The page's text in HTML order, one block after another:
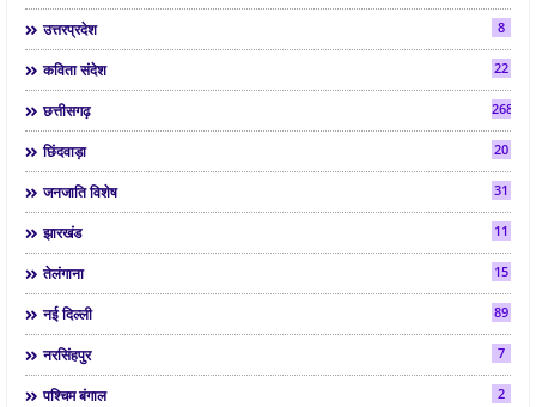
उत्तरप्रदेश 8
कविता संदेश 22
छत्तीसगढ़ 268
छिंदवाड़ा 20
जनजाति विशेष 31
झारखंड 11
तेलंगाना 15
नई दिल्ली 89
नरसिंहपुर 7
पश्चिम बंगाल 2